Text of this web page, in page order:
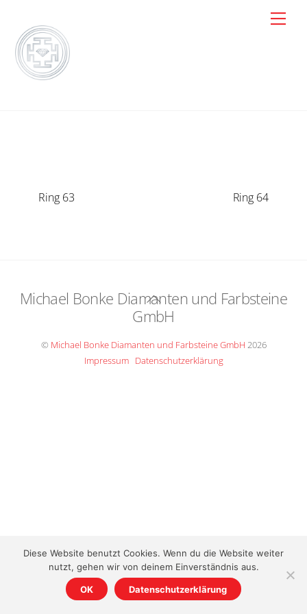
content
Ring 63 Ring 64
Back
To
Michael Bonke Diamanten und Farbsteine
GmbH
© Michael Bonke Diamanten und Farbsteine GmbH 2026
Impressum Datenschutzerklärung
Diese Website benutzt Cookies. Wenn du die Website weiter
nutzt, gehen wir von deinem Einverständnis aus.
OK Datenschutzerklärung